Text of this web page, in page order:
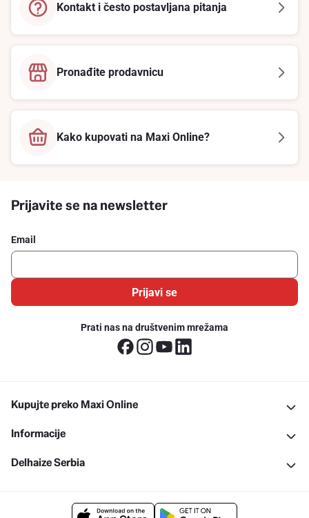
Kontakt i često postavljana pitanja
Pronađite prodavnicu
Kako kupovati na Maxi Online?
Prijavite se na newsletter
Email
Prijavi se
Prati nas na društvenim mrežama
Kupujte preko Maxi Online
Informacije
Delhaize Serbia